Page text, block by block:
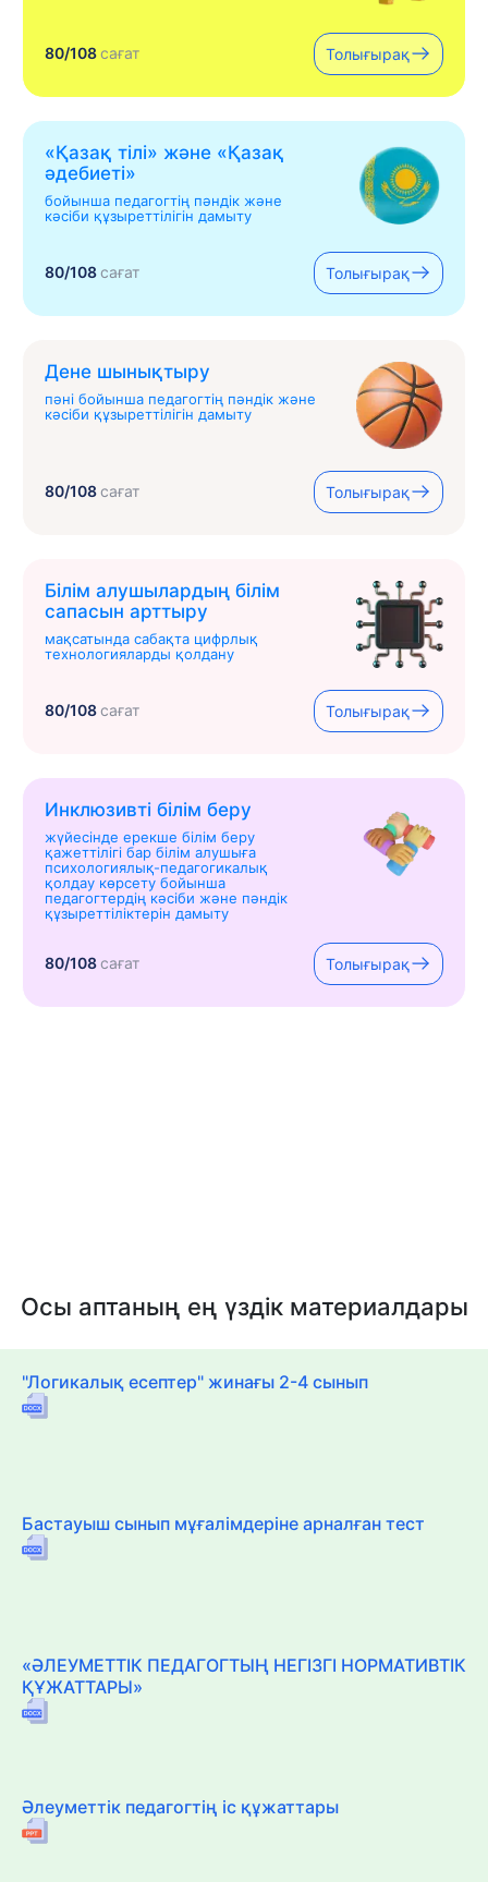
80/108сағат Толығырақ
«Қазақ тілі» жəне «Қазақ
əдебиеті»
бойынша педагогтің пәндік және
кәсіби құзыреттілігін дамыту
80/108сағат Толығырақ
Дене шынықтыру
пәні бойынша педагогтің пәндік және
кәсіби құзыреттілігін дамыту
80/108сағат Толығырақ
Білім алушылардың білім
сапасын арттыру
мақсатында сабақта цифрлық
технологияларды қолдану
80/108сағат Толығырақ
Инклюзивті білім беру
жүйесінде ерекше білім беру
қажеттілігі бар білім алушыға
психологиялық-педагогикалық
қолдау көрсету бойынша
педагогтердің кәсіби және пәндік
құзыреттіліктерін дамыту
80/108сағат Толығырақ
Осы аптаның ең үздік материалдары
"Логикалық есептер" жинағы 2-4 сынып
Бастауыш сынып мұғалімдеріне арналған тест
«ӘЛЕУМЕТТІК ПЕДАГОГТЫҢ НЕГІЗГІ НОРМАТИВТІК
ҚҰЖАТТАРЫ»
Әлеуметтік педагогтің іс құжаттары